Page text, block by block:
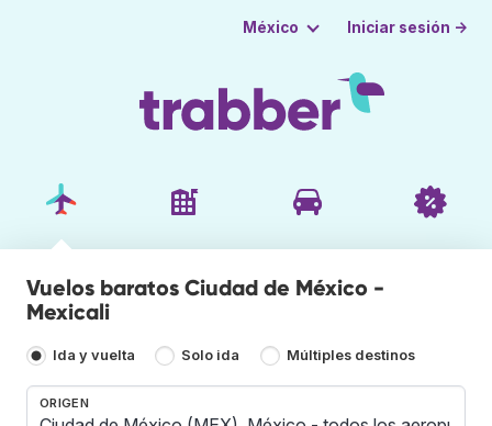
México Iniciar sesión →
Vuelos baratos Ciudad de México -
Mexicali
Ida y vuelta Solo ida Múltiples destinos
ORIGEN